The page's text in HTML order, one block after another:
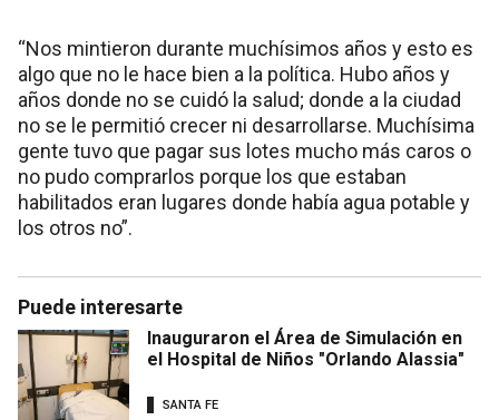
“Nos mintieron durante muchísimos años y esto es
algo que no le hace bien a la política. Hubo años y
años donde no se cuidó la salud; donde a la ciudad
no se le permitió crecer ni desarrollarse. Muchísima
gente tuvo que pagar sus lotes mucho más caros o
no pudo comprarlos porque los que estaban
habilitados eran lugares donde había agua potable y
los otros no”.
Puede interesarte
Inauguraron el Área de Simulación en
el Hospital de Niños "Orlando Alassia"
SANTA FE